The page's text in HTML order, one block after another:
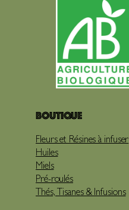
Boutique
Fleurs et Résines à infuser
Huiles
Miels
Pré-roulés
Thés, Tisanes & Infusions